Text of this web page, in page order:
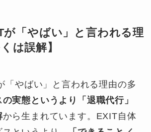
が「やばい」と言われる理
は誤解】
「やばい」と言われる理由の多
実態というより「退職代行」
から生まれています。EXIT自体